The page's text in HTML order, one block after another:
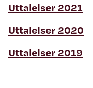
Uttalelser 2021
Uttalelser 2020
Uttalelser 2019